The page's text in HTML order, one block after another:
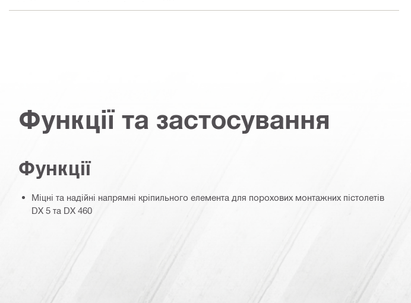
Функції та застосування
Функції
Міцні та надійні напрямні кріпильного елемента для порохових монтажних пістолетів
DX 5 та DX 460